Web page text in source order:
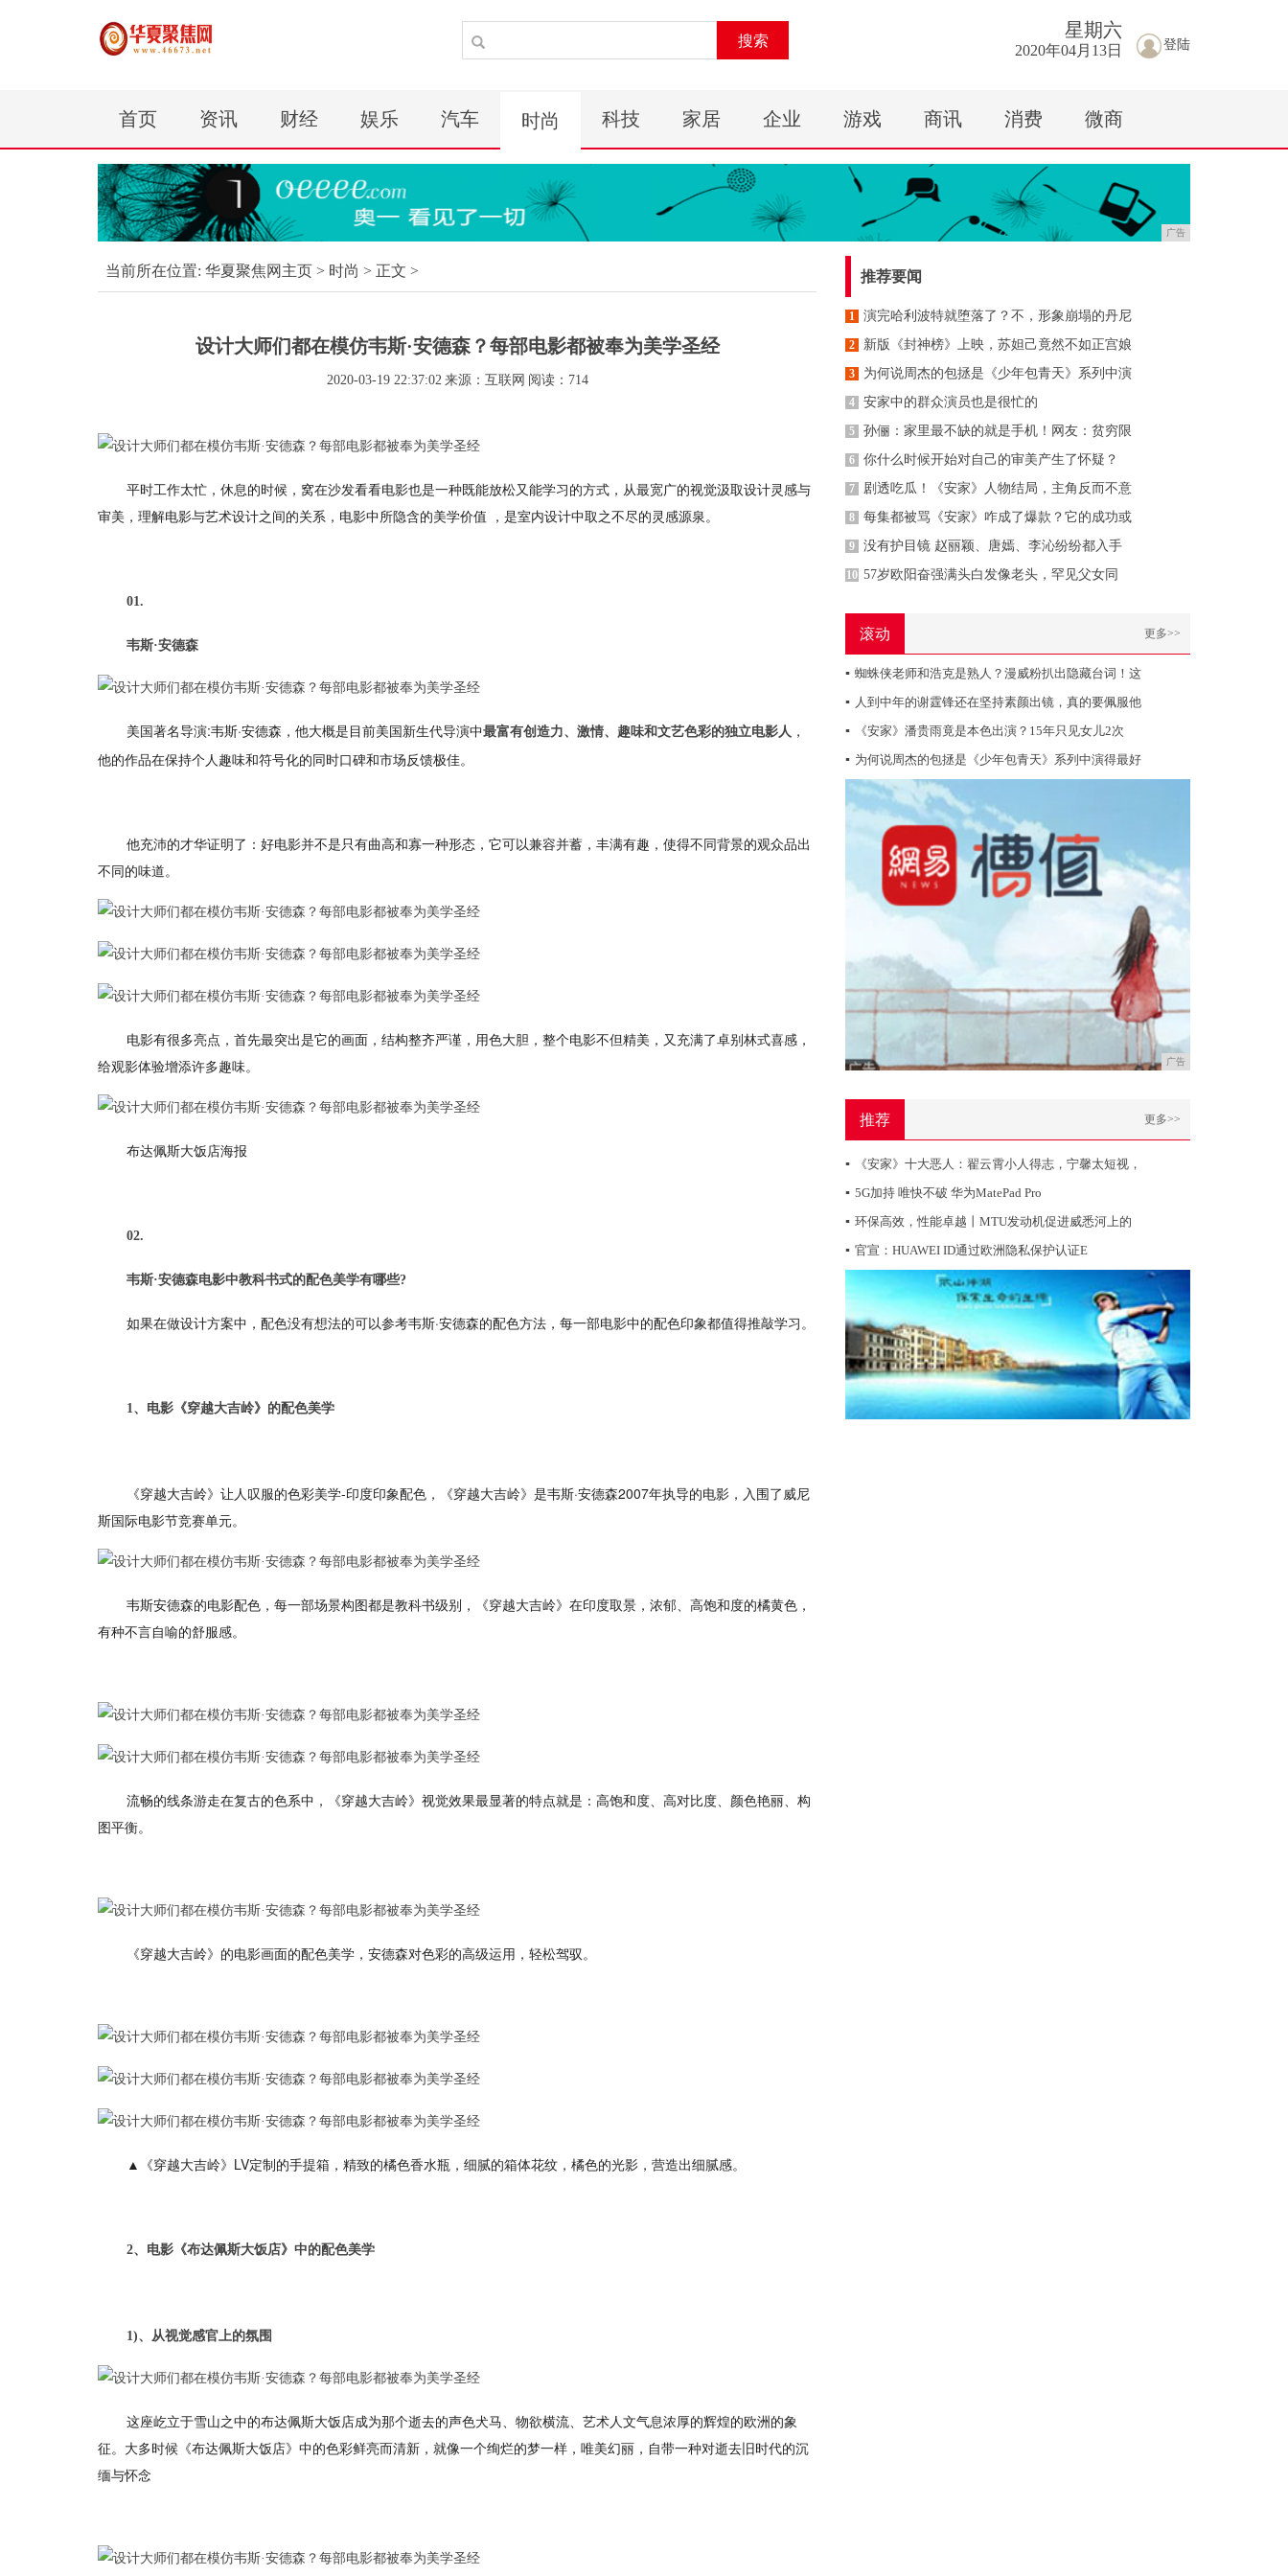
搜索 登陆
星期六
2020年04月13日
首页 资讯 财经 娱乐 汽车 时尚 科技 家居 企业 游戏 商讯 消费 微商
广告
当前所在位置: 华夏聚焦网主页 > 时尚 > 正文 >
设计大师们都在模仿韦斯·安德森？每部电影都被奉为美学圣经
2020-03-19 22:37:02 来源：互联网 阅读：714
平时工作太忙，休息的时候，窝在沙发看看电影也是一种既能放松又能学习的方式，从最宽广的视觉汲取设计灵感与
审美，理解电影与艺术设计之间的关系，电影中所隐含的美学价值 ，是室内设计中取之不尽的灵感源泉。
01.
韦斯·安德森
美国著名导演:韦斯·安德森，他大概是目前美国新生代导演中最富有创造力、激情、趣味和文艺色彩的独立电影人 ，
他的作品在保持个人趣味和符号化的同时口碑和市场反馈极佳。
他充沛的才华证明了：好电影并不是只有曲高和寡一种形态，它可以兼容并蓄，丰满有趣，使得不同背景的观众品出
不同的味道。
电影有很多亮点，首先最突出是它的画面，结构整齐严谨，用色大胆，整个电影不但精美，又充满了卓别林式喜感，
给观影体验增添许多趣味。
布达佩斯大饭店海报
02.
韦斯·安德森电影中教科书式的配色美学有哪些?
如果在做设计方案中，配色没有想法的可以参考韦斯·安德森的配色方法，每一部电影中的配色印象都值得推敲学习。
1、电影《穿越大吉岭》的配色美学
《穿越大吉岭》让人叹服的色彩美学-印度印象配色，《穿越大吉岭》是韦斯·安德森2007年执导的电影，入围了威尼
斯国际电影节竞赛单元。
韦斯安德森的电影配色，每一部场景构图都是教科书级别，《穿越大吉岭》在印度取景，浓郁、高饱和度的橘黄色，
有种不言自喻的舒服感。
流畅的线条游走在复古的色系中，《穿越大吉岭》视觉效果最显著的特点就是：高饱和度、高对比度、颜色艳丽、构
图平衡。
《穿越大吉岭》的电影画面的配色美学，安德森对色彩的高级运用，轻松驾驭。
▲《穿越大吉岭》LV定制的手提箱，精致的橘色香水瓶，细腻的箱体花纹，橘色的光影，营造出细腻感。
2、电影《布达佩斯大饭店》中的配色美学
1)、从视觉感官上的氛围
这座屹立于雪山之中的布达佩斯大饭店成为那个逝去的声色犬马、物欲横流、艺术人文气息浓厚的辉煌的欧洲的象
征。大多时候《布达佩斯大饭店》中的色彩鲜亮而清新，就像一个绚烂的梦一样，唯美幻丽，自带一种对逝去旧时代的沉
缅与怀念
推荐要闻
1 演完哈利波特就堕落了？不，形象崩塌的丹尼
2 新版《封神榜》上映，苏妲己竟然不如正宫娘
3 为何说周杰的包拯是《少年包青天》系列中演
4 安家中的群众演员也是很忙的
5 孙俪：家里最不缺的就是手机！网友：贫穷限
6 你什么时候开始对自己的审美产生了怀疑？
7 剧透吃瓜！《安家》人物结局，主角反而不意
8 每集都被骂《安家》咋成了爆款？它的成功或
9 没有护目镜 赵丽颖、唐嫣、李沁纷纷都入手
10 57岁欧阳奋强满头白发像老头，罕见父女同
滚动 更多>>
▪ 蜘蛛侠老师和浩克是熟人？漫威粉扒出隐藏台词！这
▪ 人到中年的谢霆锋还在坚持素颜出镜，真的要佩服他
▪
《安家》潘贵雨竟是本色出演？15年只见女儿2次
▪ 为何说周杰的包拯是《少年包青天》系列中演得最好
广告
推荐 更多>>
▪
《安家》十大恶人：翟云霄小人得志，宁馨太短视，
▪ 5G加持 唯快不破 华为MatePad Pro
▪ 环保高效，性能卓越丨MTU发动机促进威悉河上的
▪ 官宣：HUAWEI ID通过欧洲隐私保护认证E